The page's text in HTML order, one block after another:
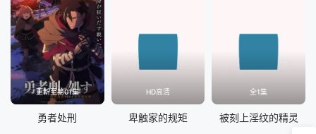
更新至第01集
勇者处刑
HD高清
卑触家的规矩
全1集
被刻上淫纹的精灵